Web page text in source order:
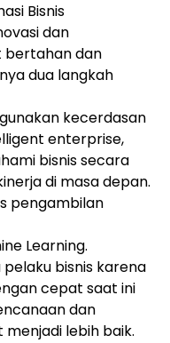
Bisnis
dan
bertahan dan
dua langkah
kecerdasan
enterprise,
bisnis secara
di masa depan.
pengambilan
Learning.
bisnis karena
cepat saat ini
dan
lebih baik.